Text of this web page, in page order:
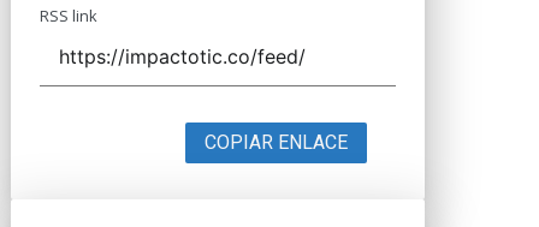
RSS link
COPIAR ENLACE